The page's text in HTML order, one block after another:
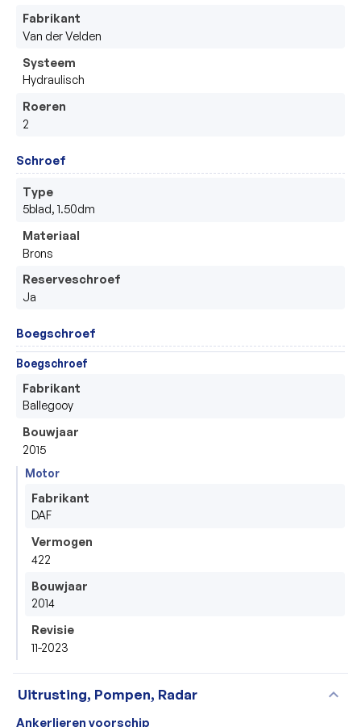
Fabrikant
Van der Velden
Systeem
Hydraulisch
Roeren
2
Schroef
Type
5blad, 1.50dm
Materiaal
Brons
Reserveschroef
Ja
Boegschroef
Boegschroef
Fabrikant
Ballegooy
Bouwjaar
2015
Motor
Fabrikant
DAF
Vermogen
422
Bouwjaar
2014
Revisie
11-2023
Uitrusting, Pompen, Radar expand_more
Ankerlieren voorschip